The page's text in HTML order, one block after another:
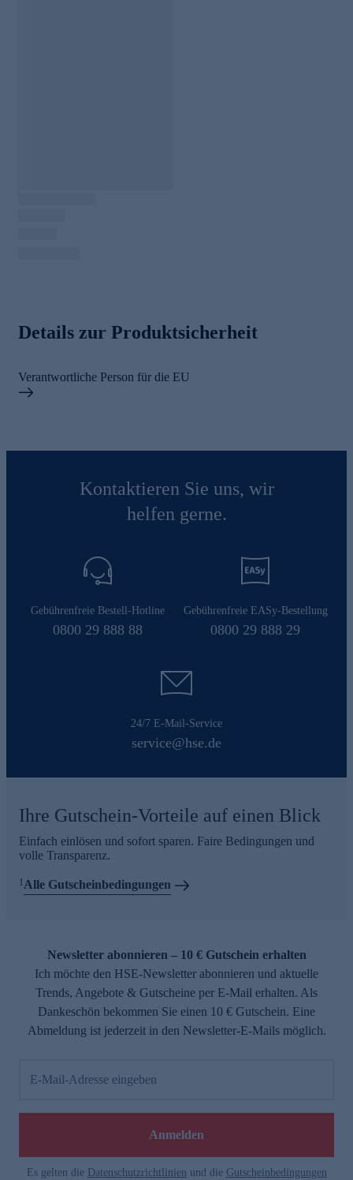
Details zur Produktsicherheit
Verantwortliche Person für die EU
Kontaktieren Sie uns, wir
helfen gerne.
Gebührenfreie Bestell-Hotline
0800 29 888 88
Gebührenfreie EASy-Bestellung
0800 29 888 29
24/7 E-Mail-Service
service@hse.de
Ihre Gutschein-Vorteile auf einen Blick
Einfach einlösen und sofort sparen. Faire Bedingungen und
volle Transparenz.
1 Alle Gutscheinbedingungen
Newsletter abonnieren – 10 € Gutschein erhalten
Ich möchte den HSE-Newsletter abonnieren und aktuelle
Trends, Angebote & Gutscheine per E-Mail erhalten. Als
Dankeschön bekommen Sie einen 10 € Gutschein. Eine
Abmeldung ist jederzeit in den Newsletter-E-Mails möglich.
E-Mail-Adresse eingeben
Anmelden
Es gelten die Datenschutzrichtlinien und die Gutscheinbedingungen